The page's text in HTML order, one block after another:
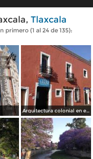
Tlaxcala
(1 al 24 de 135):
Arquitectura colonial en el Centro Histórico de Tlaxcala. Octubre/2018